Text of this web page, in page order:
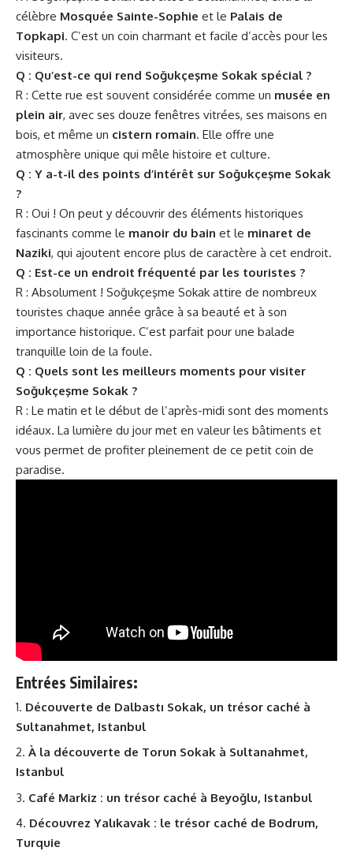
célèbre Mosquée Sainte-Sophie et le Palais de
Topkapi. C’est un coin charmant et facile d’accès pour les
visiteurs.
Q : Qu’est-ce qui rend Soğukçeşme Sokak spécial ?
R : Cette rue est souvent considérée comme un musée en
plein air, avec ses douze fenêtres vitrées, ses maisons en
bois, et même un cistern romain. Elle offre une
atmosphère unique qui mêle histoire et culture.
Q : Y a-t-il des points d’intérêt sur Soğukçeşme Sokak
?
R : Oui ! On peut y découvrir des éléments historiques
fascinants comme le manoir du bain et le minaret de
Naziki, qui ajoutent encore plus de caractère à cet endroit.
Q : Est-ce un endroit fréquenté par les touristes ?
R : Absolument ! Soğukçeşme Sokak attire de nombreux
touristes chaque année grâce à sa beauté et à son
importance historique. C’est parfait pour une balade
tranquille loin de la foule.
Q : Quels sont les meilleurs moments pour visiter
Soğukçeşme Sokak ?
R : Le matin et le début de l’après-midi sont des moments
idéaux. La lumière du jour met en valeur les bâtiments et
vous permet de profiter pleinement de ce petit coin de
paradise.
Entrées Similaires:
Découverte de Dalbastı Sokak, un trésor caché à
Sultanahmet, Istanbul
À la découverte de Torun Sokak à Sultanahmet,
Istanbul
Café Markiz : un trésor caché à Beyoğlu, Istanbul
Découvrez Yalıkavak : le trésor caché de Bodrum,
Turquie